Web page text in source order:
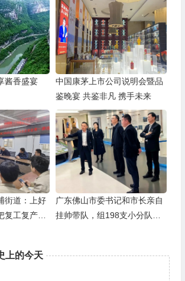
酱香盛宴
中国康茅上市公司说明会暨品
鉴晚宴 共鉴非凡 携手未来
街道：上好
复工复产安
广东佛山市委书记和市长亲自
挂帅带队，组198支小分队办
上的今天